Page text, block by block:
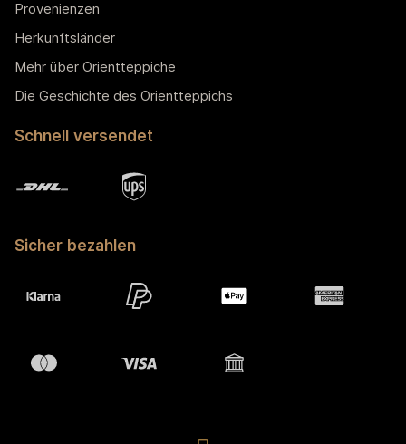
Provenienzen
Herkunftsländer
Mehr über Orientteppiche
Die Geschichte des Orientteppichs
Schnell versendet
Sicher bezahlen